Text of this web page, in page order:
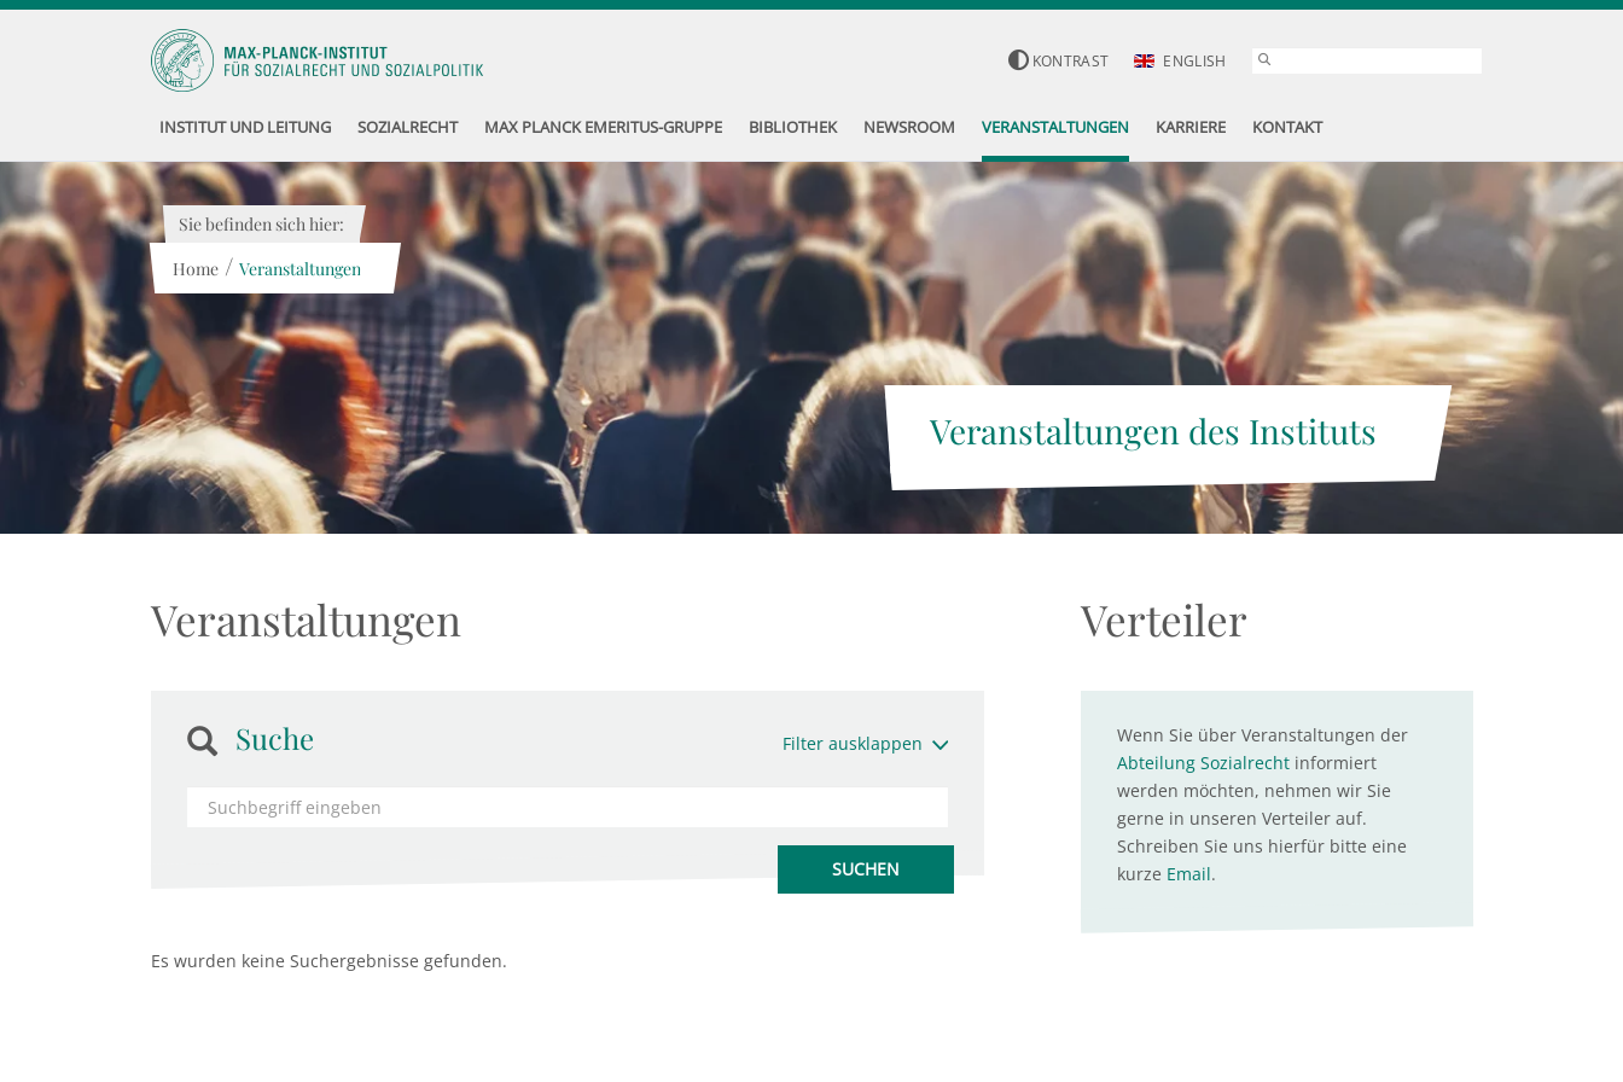
KONTRAST ENGLISH
INSTITUT UND LEITUNG SOZIALRECHT MAX PLANCK EMERITUS-GRUPPE BIBLIOTHEK NEWSROOM VERANSTALTUNGEN KARRIERE KONTAKT
Veranstaltungen des Instituts
Sie befinden sich hier:
Home / Veranstaltungen
Veranstaltungen
Suche Filter ausklappen
Es wurden keine Suchergebnisse gefunden.
Verteiler
Wenn Sie über Veranstaltungen der
Abteilung Sozialrechtinformiert
werden möchten, nehmen wir Sie
gerne in unseren Verteiler auf.
Schreiben Sie uns hierfür bitte eine
kurze Email.